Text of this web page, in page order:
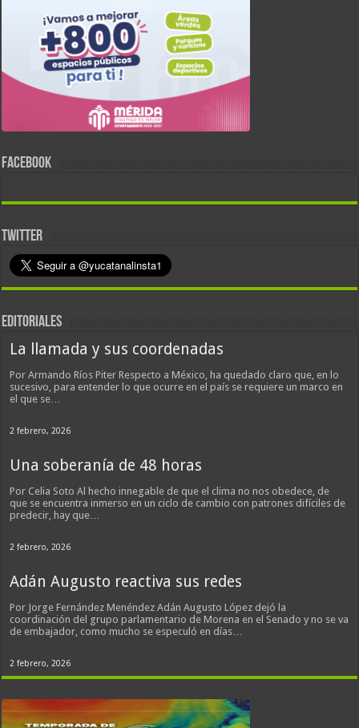
FACEBOOK
TWITTER
EDITORIALES
La llamada y sus coordenadas
Por Armando Ríos Piter Respecto a México, ha quedado claro que, en lo
sucesivo, para entender lo que ocurre en el país se requiere un marco en
el que se…
2 febrero, 2026
Una soberanía de 48 horas
Por Celia Soto Al hecho innegable de que el clima no nos obedece, de
que se encuentra inmerso en un ciclo de cambio con patrones difíciles de
predecir, hay que…
2 febrero, 2026
Adán Augusto reactiva sus redes
Por Jorge Fernández Menéndez Adán Augusto López dejó la
coordinación del grupo parlamentario de Morena en el Senado y no se va
de embajador, como mucho se especuló en días…
2 febrero, 2026